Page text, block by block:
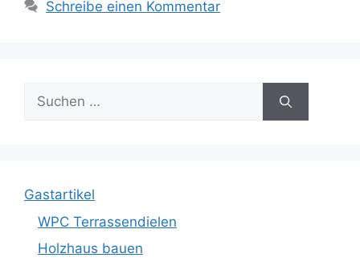
Schreibe einen Kommentar
Suche
nach:
Gastartikel
WPC Terrassendielen
Holzhaus bauen